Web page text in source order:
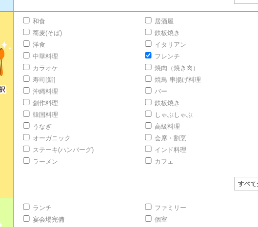
和食
居酒屋
蕎麦(そば)
鉄板焼き
洋食
イタリアン
中華料理
フレンチ
カラオケ
焼肉（焼き肉）
寿司[鮨]
焼鳥 串揚げ料理
沖縄料理
バー
創作料理
鉄板焼き
韓国料理
しゃぶしゃぶ
うなぎ
高級料理
オーガニック
会席・割烹
ステーキ(ハンバーグ)
インド料理
ラーメン
カフェ
ランチ
ファミリー
宴会場完備
個室